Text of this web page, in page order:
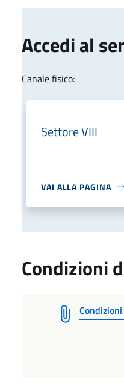
Accedi al
Canale fisico:
Settore VIII
VAI ALLA PAGINA
Condizioni